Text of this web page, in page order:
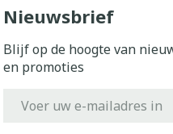
Nieuwsbrief
Blijf op de hoogte van
en promoties